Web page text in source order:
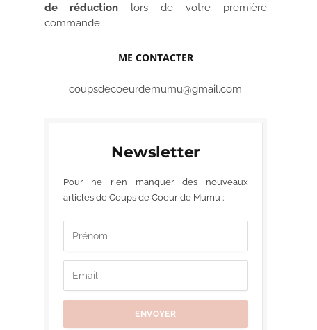
de réduction lors de votre première
commande.
ME CONTACTER
coupsdecoeurdemumu@gmail.com
Newsletter
Pour ne rien manquer des nouveaux
articles de Coups de Coeur de Mumu :